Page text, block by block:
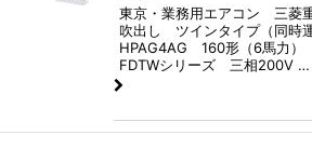
東京・業務用エアコン 三菱
吹出し ツインタイプ（同時
HPAG4AG 160形（6馬力）
FDTWシリーズ 三相200V …